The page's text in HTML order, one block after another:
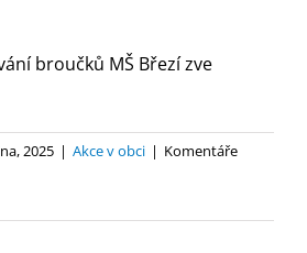
broučků MŠ Březí zve
2025 | Akce v obci | Komentáře